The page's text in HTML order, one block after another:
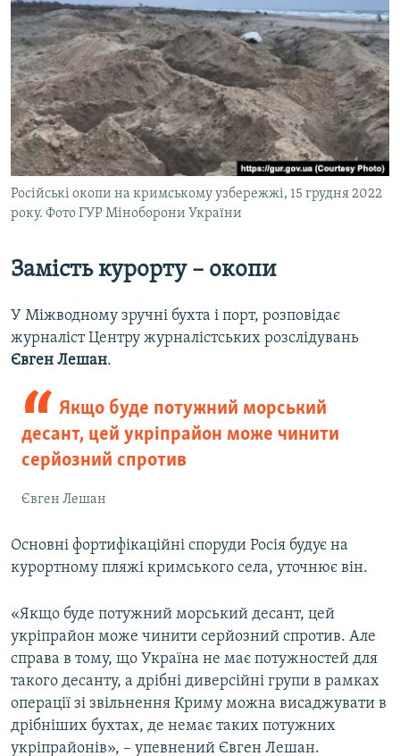
Російські окопи на кримському узбережжі, 15 грудня 2022
року. Фото ГУР Міноборони України
Замість курорту – окопи
У Міжводному зручні бухта і порт, розповідає
журналіст Центру журналістських розслідувань
Євген Лешан.
Якщо буде потужний морський
десант, цей укріпрайон може чинити
серйозний спротив
Євген Лешан
Основні фортифікаційні споруди Росія будує на
курортному пляжі кримського села, уточнює він.
«Якщо буде потужний морський десант, цей
укріпрайон може чинити серйозний спротив. Але
справа в тому, що Україна не має потужностей для
такого десанту, а дрібні диверсійні групи в рамках
операції зі звільнення Криму можна висаджувати в
дрібніших бухтах, де немає таких потужних
укріпрайонів», – упевнений Євген Лешан.